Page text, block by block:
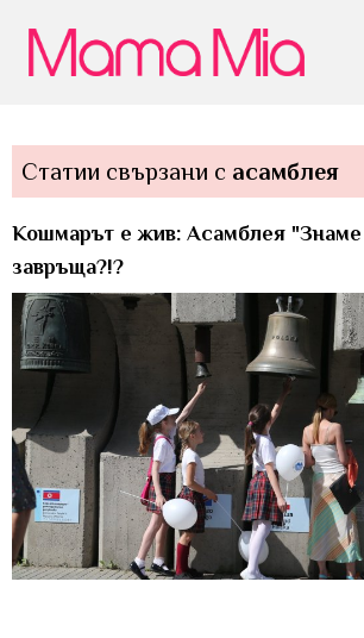
Статии свързани с асамблея
Кошмарът е жив: Асамблея "Знаме
завръща?!?